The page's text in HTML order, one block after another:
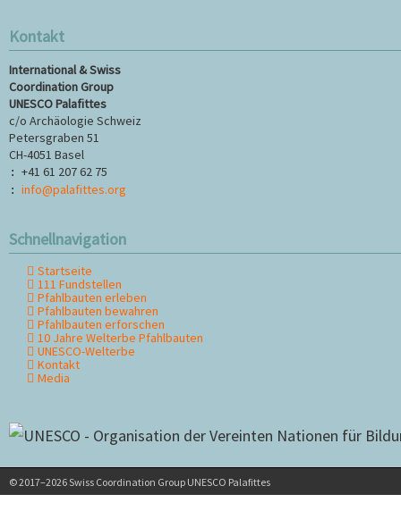
Kontakt
International & Swiss
Coordination Group
UNESCO Palafittes
c/o Archäologie Schweiz
Petersgraben 51
CH-4051 Basel
: +41 61 207 62 75
: info@palafittes.org
Schnellnavigation
Navigation
überspringen
Startseite
111 Fundstellen
Pfahlbauten erleben
Pfahlbauten bewahren
Pfahlbauten erforschen
10 Jahre Welterbe Pfahlbauten
UNESCO-Welterbe
Kontakt
Media
© 2017–2026 Swiss Coordination Group UNESCO Palafittes